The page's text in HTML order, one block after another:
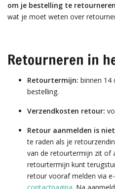
om je bestelling te retourneren
wat je moet weten over
Retourneren in
Retourtermijn: binnen 14
bestelling.
Verzendkosten retour:
Retour aanmelden is
te raden als je
van de retourtermijn zit of
retourtermijn kunt
retour vooraf melden via